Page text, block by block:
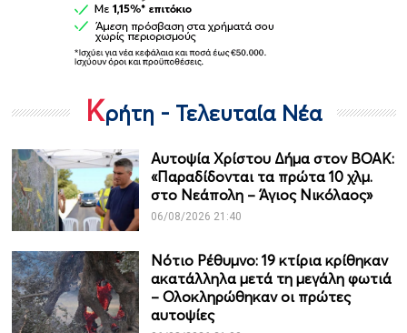
Κρήτη - Τελευταία Νέα
Αυτοψία Χρίστου Δήμα στον ΒΟΑΚ:
«Παραδίδονται τα πρώτα 10 χλμ.
στο Νεάπολη – Άγιος Νικόλαος»
06/08/2026 21:40
Νότιο Ρέθυμνο: 19 κτίρια κρίθηκαν
ακατάλληλα μετά τη μεγάλη φωτιά
– Ολοκληρώθηκαν οι πρώτες
αυτοψίες